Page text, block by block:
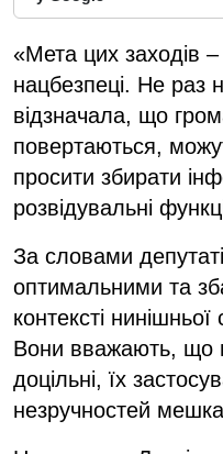
«Мета цих заходів
нацбезпеці. Не раз
відзначала, що
повертаються,
просити збирати
розвідувальні
За словами
оптимальними та
контексті
Вони вважають, що
доцільні, їх
незручностей